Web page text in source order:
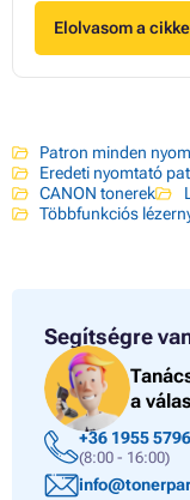
Elolvasom a
Patron minden
Eredeti nyomtató
CANON tonerek
Többfunkciós
Segítségre
a
+36 1955 5796
(8:00 - 16:00)